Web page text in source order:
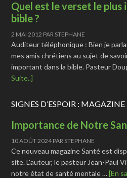
Quel est le verset le
bible ?
2 MAI 2012 PAR STEPHANE
Auditeur téléphonique : Bien je
mes amis chrétiens au sujet de
important dans la bible. Pasteur
Suite..]
SIGNES D’ESPOIR : MAGAZINE
Importance de Notre
10 AOÛT 2024PAR STEPHANE
Ce nouveau magazine Santé est
site. L'auteur, le pasteur Jean-Paul
notre état de santé mentale …[En